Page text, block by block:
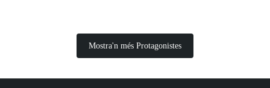
Mostra'n més Protagonistes